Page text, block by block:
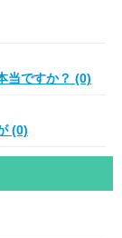
当ですか？ (0)
(0)